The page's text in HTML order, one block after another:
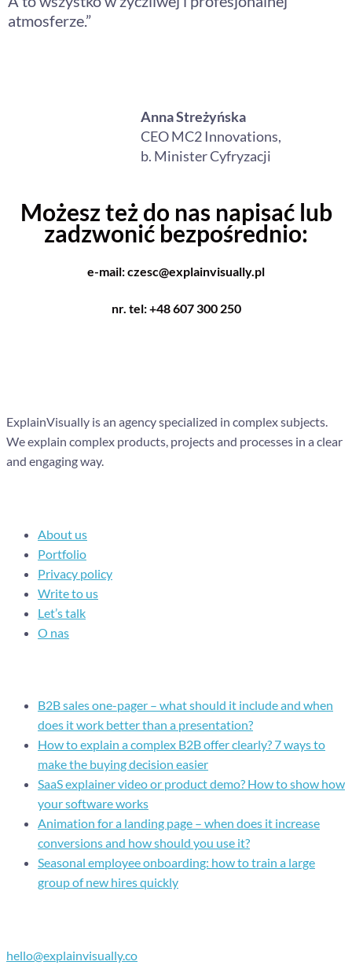
atmosferze.”
Anna Streżyńska
CEO MC2 Innovations,
b. Minister Cyfryzacji
Możesz też do nas napisać lub
zadzwonić bezpośrednio:
e-mail: czesc@explainvisually.pl
nr. tel: +48 607 300 250
ExplainVisually is an agency specialized in complex subjects.
We explain complex products, projects and processes in a clear
and engaging way.
About us
Portfolio
Privacy policy
Write to us
Let’s talk
O nas
B2B sales one-pager – what should it include and when
does it work better than a presentation?
How to explain a complex B2B offer clearly? 7 ways to
make the buying decision easier
SaaS explainer video or product demo? How to show how
your software works
Animation for a landing page – when does it increase
conversions and how should you use it?
Seasonal employee onboarding: how to train a large
group of new hires quickly
hello@explainvisually.co